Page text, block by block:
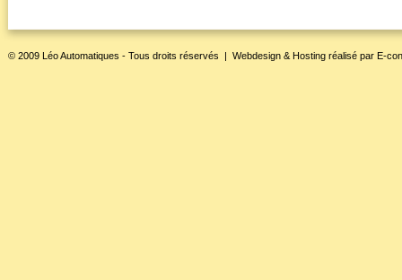
© 2009 Léo Automatiques - Tous droits réservés | Webdesign & Hosting réalisé par E-